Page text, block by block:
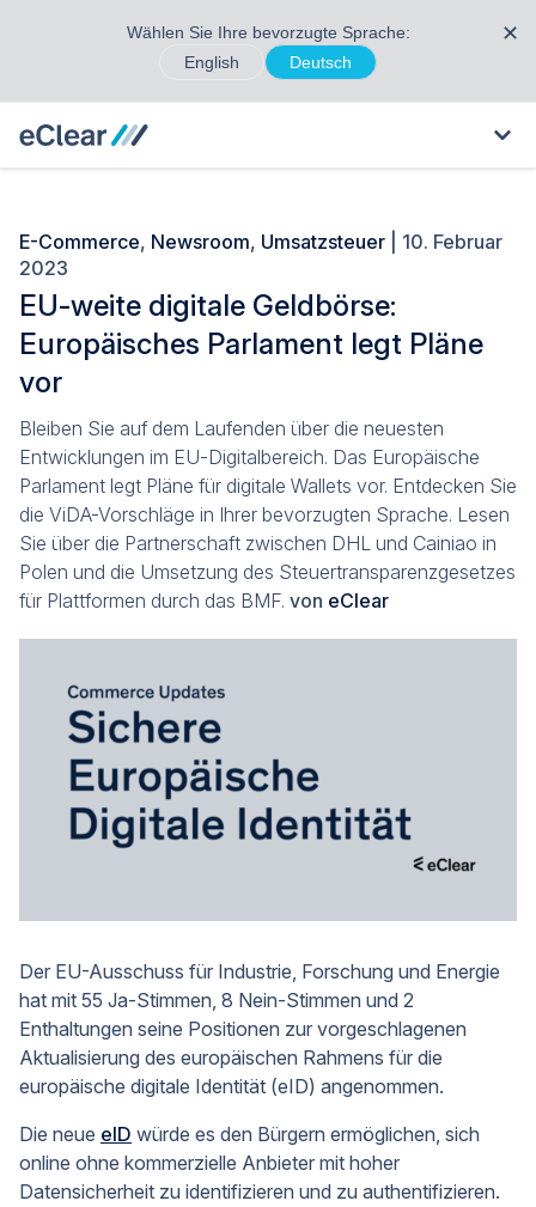
Wählen Sie Ihre bevorzugte Sprache:
English
Deutsch
✕
E-Commerce, Newsroom, Umsatzsteuer | 10. Februar
2023
EU-weite digitale Geldbörse:
Europäisches Parlament legt Pläne
vor
Bleiben Sie auf dem Laufenden über die neuesten
Entwicklungen im EU-Digitalbereich. Das Europäische
Parlament legt Pläne für digitale Wallets vor. Entdecken Sie
die ViDA-Vorschläge in Ihrer bevorzugten Sprache. Lesen
Sie über die Partnerschaft zwischen DHL und Cainiao in
Polen und die Umsetzung des Steuertransparenzgesetzes
für Plattformen durch das BMF. von eClear
Der EU-Ausschuss für Industrie, Forschung und Energie
hat mit 55 Ja-Stimmen, 8 Nein-Stimmen und 2
Enthaltungen seine Positionen zur vorgeschlagenen
Aktualisierung des europäischen Rahmens für die
europäische digitale Identität (eID) angenommen.
Die neue eID würde es den Bürgern ermöglichen, sich
online ohne kommerzielle Anbieter mit hoher
Datensicherheit zu identifizieren und zu authentifizieren.